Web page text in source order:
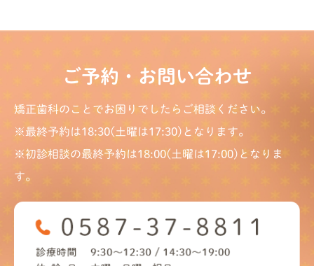
ご予約・お問い合わせ
矯正歯科のことでお困りでしたらご相談ください。
※最終予約は18:30(土曜は17:30)となります。
※初診相談の最終予約は18:00(土曜は17:00)となりま
す。